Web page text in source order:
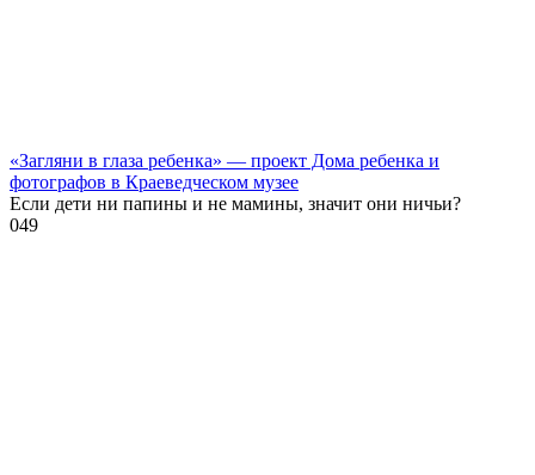
«Загляни в глаза ребенка» — проект Дома ребенка и
фотографов в Краеведческом музее
Если дети ни папины и не мамины, значит они ничьи?
049